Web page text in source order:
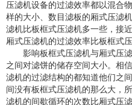
压滤机设备的过滤效率都以混合
样的大小、数目滤板的厢式压滤
滤机比板框式压滤机多一些，接
厢式压滤机的过滤效率比板框式
影响板框式压滤机与厢式压
之间对滤饼的储存空间大小。相
滤机的过滤结构的都知道他们之
间没有板框式压滤机的那么大，
滤机的间歇循环的次数比厢式压